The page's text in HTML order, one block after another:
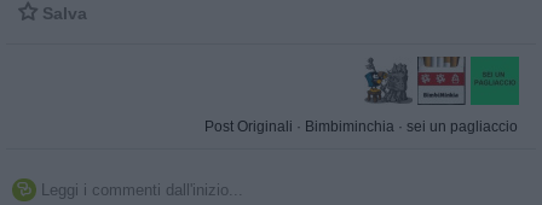
 Salva
Post Originali · Bimbiminchia · sei un pagliaccio
 Leggi i commenti dall'inizio...